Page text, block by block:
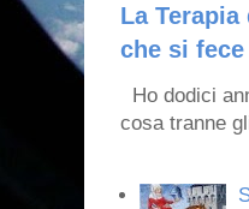
La
che si
Ho dodici
cosa tranne